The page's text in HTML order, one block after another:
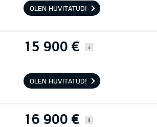
OLEN HUVITATUD!
15 900 € i
OLEN HUVITATUD!
16 900 € i